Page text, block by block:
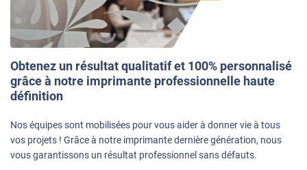
Obtenez un résultat qualitatif et 100% personnalisé
grâce à notre imprimante professionnelle haute
définition
Nos équipes sont mobilisées pour vous aider à donner vie à tous
vos projets ! Grâce à notre imprimante dernière génération, nous
vous garantissons un résultat professionnel sans défauts.